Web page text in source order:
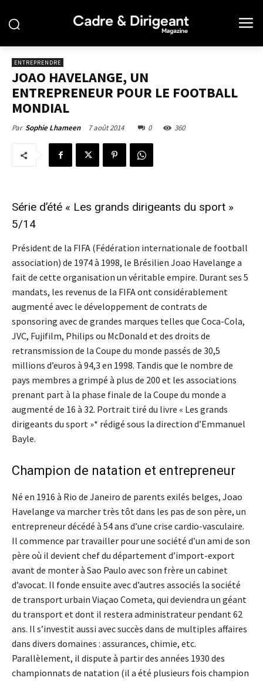
ENTREPRENDRE
JOAO HAVELANGE, UN
ENTREPRENEUR POUR LE FOOTBALL
MONDIAL
Par Sophie Lhameen 7 août 2014 0 360
Série d’été « Les grands dirigeants du sport »
5/14
Président de la FIFA (Fédération internationale de football
association) de 1974 à 1998, le Brésilien Joao Havelange a
fait de cette organisation un véritable empire. Durant ses 5
mandats, les revenus de la FIFA ont considérablement
augmenté avec le développement de contrats de
sponsoring avec de grandes marques telles que Coca-Cola,
JVC, Fujifilm, Philips ou McDonald et des droits de
retransmission de la Coupe du monde passés de 30,5
millions d’euros à 94,3 en 1998. Tandis que le nombre de
pays membres a grimpé à plus de 200 et les associations
prenant part à la phase finale de la Coupe du monde a
augmenté de 16 à 32. Portrait tiré du livre « Les grands
dirigeants du sport »* rédigé sous la direction d’Emmanuel
Bayle.
Champion de natation et entrepreneur
Né en 1916 à Rio de Janeiro de parents exilés belges, Joao
Havelange va marcher très tôt dans les pas de son père, un
entrepreneur décédé à 54 ans d’une crise cardio-vasculaire.
Il commence par travailler pour une société d’un ami de son
père où il devient chef du département d’import-export
avant de monter à Sao Paulo avec son frère un cabinet
d’avocat. Il fonde ensuite avec d’autres associés la société
de transport urbain Viaçao Cometa, qui deviendra un géant
du transport et dont il restera administrateur pendant 62
ans. Il s’investit aussi avec succès dans de multiples affaires
dans divers domaines : assurances, chimie, etc.
Parallèlement, il dispute à partir des années 1930 des
championnats de natation (il a été plusieurs fois champion